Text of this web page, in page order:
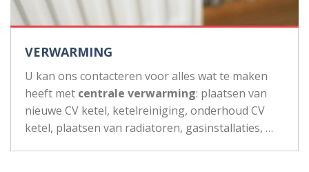
VERWARMING
U kan ons contacteren voor alles wat te maken
heeft met centrale verwarming: plaatsen van
nieuwe CV ketel, ketelreiniging, onderhoud CV
ketel, plaatsen van radiatoren, gasinstallaties, …